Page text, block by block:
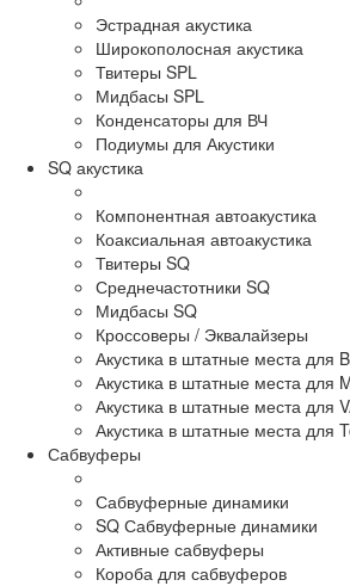
Эстрадная акустика
Широкополосная акустика
Твитеры SPL
Мидбасы SPL
Конденсаторы для ВЧ
Подиумы для Акустики
SQ акустика
Компонентная автоакустика
Коаксиальная автоакустика
Твитеры SQ
Среднечастотники SQ
Мидбасы SQ
Кроссоверы / Эквалайзеры
Акустика в штатные места для
Акустика в штатные места для
Акустика в штатные места для
Акустика в штатные места для
Сабвуферы
Сабвуферные динамики
SQ Сабвуферные динамики
Активные сабвуферы
Короба для сабвуферов